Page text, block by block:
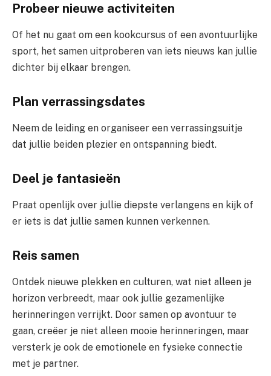
Probeer nieuwe activiteiten
Of het nu gaat om een kookcursus of een avontuurlijke
sport, het samen uitproberen van iets nieuws kan jullie
dichter bij elkaar brengen.
Plan verrassingsdates
Neem de leiding en organiseer een verrassingsuitje
dat jullie beiden plezier en ontspanning biedt.
Deel je fantasieën
Praat openlijk over jullie diepste verlangens en kijk of
er iets is dat jullie samen kunnen verkennen.
Reis samen
Ontdek nieuwe plekken en culturen, wat niet alleen je
horizon verbreedt, maar ook jullie gezamenlijke
herinneringen verrijkt. Door samen op avontuur te
gaan, creëer je niet alleen mooie herinneringen, maar
versterk je ook de emotionele en fysieke connectie
met je partner.